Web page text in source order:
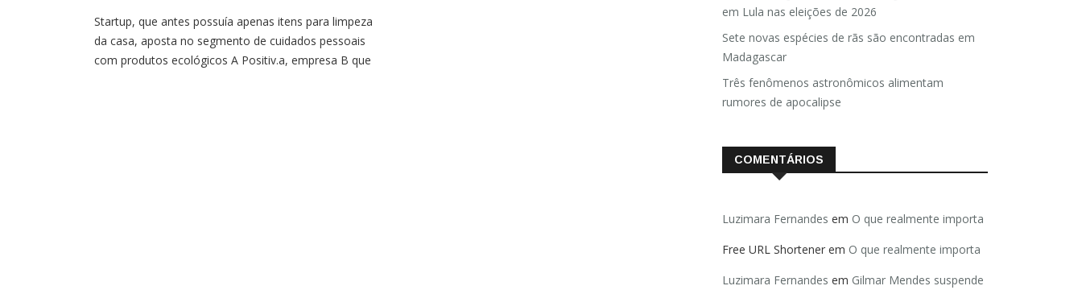
Startup, que antes possuía apenas itens para limpeza
da casa, aposta no segmento de cuidados pessoais
com produtos ecológicos A Positiv.a, empresa B que
em Lula nas eleições de 2026
Sete novas espécies de rãs são encontradas em
Madagascar
Três fenômenos astronômicos alimentam
rumores de apocalipse
COMENTÁRIOS
Luzimara Fernandes em O que realmente importa
Free URL Shortener em O que realmente importa
Luzimara Fernandes em Gilmar Mendes suspende